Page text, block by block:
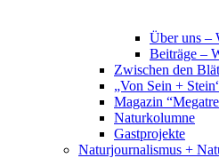
Über uns –
Beiträge –
Zwischen den
„Von Sein +
Magazin
Naturkolumne
Gastprojekte
Naturjournalismus +